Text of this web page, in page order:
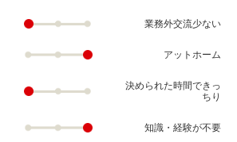
業務外交流少ない
アットホーム
決められた時間できっ
ちり
知識・経験が不要